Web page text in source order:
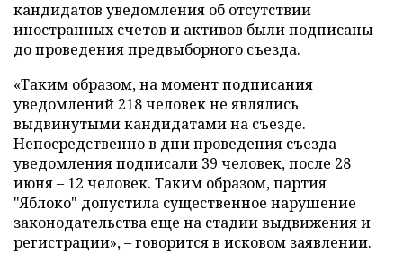
кандидатов уведомления об отсутствии
иностранных счетов и активов были подписаны
до проведения предвыборного съезда.
«Таким образом, на момент подписания
уведомлений 218 человек не являлись
выдвинутыми кандидатами на съезде.
Непосредственно в дни проведения съезда
уведомления подписали 39 человек, после 28
июня – 12 человек. Таким образом, партия
"Яблоко" допустила существенное нарушение
законодательства еще на стадии выдвижения и
регистрации», – говорится в исковом заявлении.